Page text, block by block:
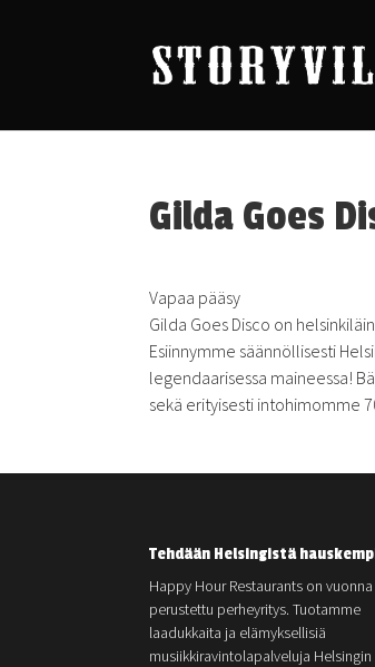
Gilda Goes
Vapaa pääsy
Gilda Goes Disco on
Esiinnymme säännöllisesti
legendaarisessa maineessa!
sekä erityisesti intohimomme
Tehdään Helsingistä
Happy Hour Restaurants on
perustettu perheyritys. Tuotamme
laadukkaita ja elämyksellisiä
musiikkiravintolapalveluja Helsingin